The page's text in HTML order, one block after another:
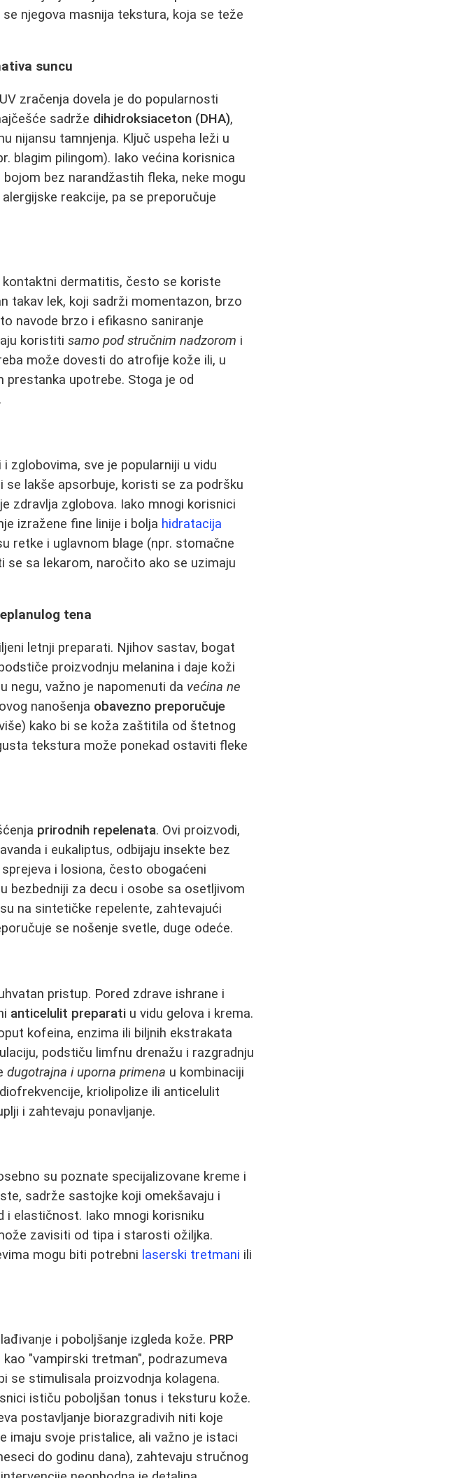
njegova masnija tekstura, koja se teže
suncu
zračenja dovela je do popularnosti
sadrže dihidroksiaceton (DHA),
nijansu tamnjenja. Ključ uspeha leži u
blagim pilingom). Iako većina korisnica
bez narandžastih fleka, neke mogu
reakcije, pa se preporučuje
dermatitis, često se koriste
takav lek, koji sadrži momentazon, brzo
navode brzo i efikasno saniranje
koristitisamo pod stručnim nadzorom i
može dovesti do atrofije kože ili, u
prestanka upotrebe. Stoga je od
zglobovima, sve je popularniji u vidu
se lakše apsorbuje, koristi se za podršku
zdravlja zglobova. Iako mnogi korisnici
izražene fine linije i bolja hidratacija
retke i uglavnom blage (npr. stomačne
se sa lekarom, naročito ako se uzimaju
tena
letnji preparati. Njihov sastav, bogat
proizvodnju melanina i daje koži
negu, važno je napomenuti da većina ne
nanošenja obavezno preporučuje
kako bi se koža zaštitila od štetnog
tekstura može ponekad ostaviti fleke
prirodnih repelenata. Ovi proizvodi,
i eukaliptus, odbijaju insekte bez
i losiona, često obogaćeni
bezbedniji za decu i osobe sa osetljivom
na sintetičke repelente, zahtevajući
se nošenje svetle, duge odeće.
pristup. Pored zdrave ishrane i
anticelulit preparati u vidu gelova i krema.
kofeina, enzima ili biljnih ekstrakata
podstiču limfnu drenažu i razgradnju
dugotrajna i uporna primena u kombinaciji
kriolipolize ili anticelulit
i zahtevaju ponavljanje.
su poznate specijalizovane kreme i
sadrže sastojke koji omekšavaju i
i elastičnost. Iako mnogi korisniku
zavisiti od tipa i starosti ožiljka.
mogu biti potrebni laserski tretmani ili
i poboljšanje izgleda kože. PRP
kao "vampirski tretman", podrazumeva
se stimulisala proizvodnja kolagena.
ističu poboljšan tonus i teksturu kože.
postavljanje biorazgradivih niti koje
imaju svoje pristalice, ali važno je istaci
do godinu dana), zahtevaju stručnog